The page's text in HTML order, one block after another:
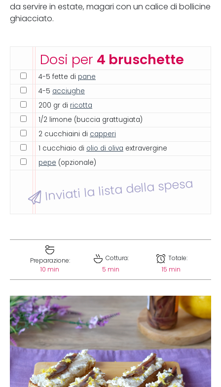
da servire in estate, magari con un calice di bollicine
ghiacciato.
Dosi per 4 bruschette
4-5 fette di pane
4-5 acciughe
200 gr di ricotta
1/2 limone (buccia grattugiata)
2 cucchiaini di capperi
1 cucchiaio di olio di oliva extravergine
pepe (opzionale)
Inviati la lista della spesa
Preparazione:
10 min
Cottura:
5 min
Totale:
15 min